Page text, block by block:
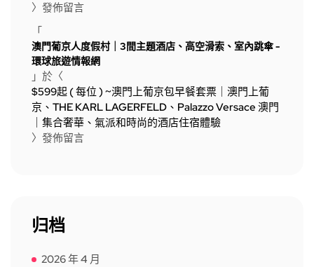
〉發佈留言
「
澳門葡京人度假村｜3間主題酒店、高空滑索、室內跳傘 -
環球旅遊情報網
」於〈
$599起 ( 每位 ) ~澳門上葡京包早餐套票｜澳門上葡
京、THE KARL LAGERFELD、Palazzo Versace 澳門
｜集合奢華、氣派和時尚的酒店住宿體驗
〉發佈留言
归档
2026 年 4 月